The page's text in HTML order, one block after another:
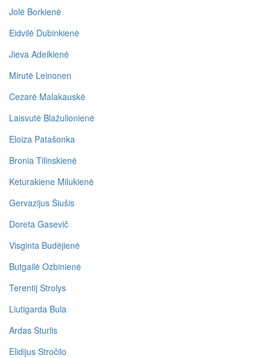
Jolė Borkienė
Eidvilė Dubinkienė
Jieva Adeikienė
Mirutė Leinonen
Cezarė Malakauskė
Laisvutė Blažulionienė
Eloiza Patašonka
Bronia Tilinskienė
Keturakiene Milukienė
Gervazijus Šiušis
Doreta Gasevič
Visginta Budėjienė
Butgailė Ozbinienė
Terentij Strolys
Liutigarda Bula
Ardas Sturlis
Elidijus Stročilo